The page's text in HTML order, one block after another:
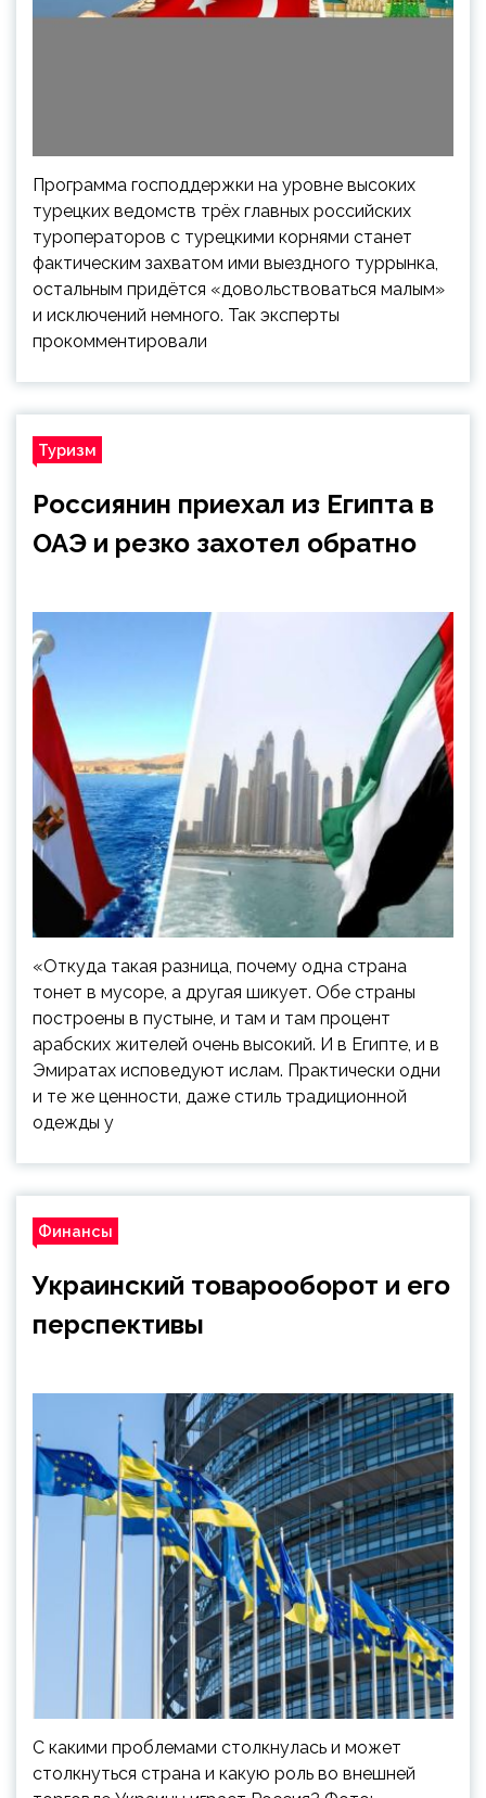
Программа господдержки на уровне высоких
турецких ведомств трёх главных российских
туроператоров с турецкими корнями станет
фактическим захватом ими выездного туррынка,
остальным придётся «довольствоваться малым»
и исключений немного. Так эксперты
прокомментировали
Туризм
Россиянин приехал из Египта в
ОАЭ и резко захотел обратно
«Откуда такая разница, почему одна страна
тонет в мусоре, а другая шикует. Обе страны
построены в пустыне, и там и там процент
арабских жителей очень высокий. И в Египте, и в
Эмиратах исповедуют ислам. Практически одни
и те же ценности, даже стиль традиционной
одежды у
Финансы
Украинский товарооборот и его
перспективы
С какими проблемами столкнулась и может
столкнуться страна и какую роль во внешней